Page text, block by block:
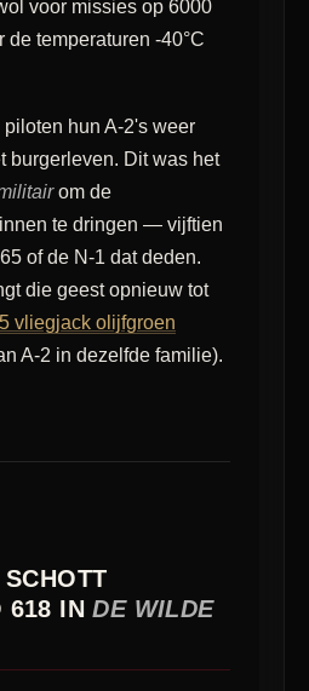
voor missies op 6000
de temperaturen -40°C
hun A-2's weer
burgerleven. Dit was het
om de
te dringen — vijftien
of de N-1 dat deden.
die geest opnieuw tot
vliegjack olijfgroen
A-2 in dezelfde familie).
618 INDE WILDE